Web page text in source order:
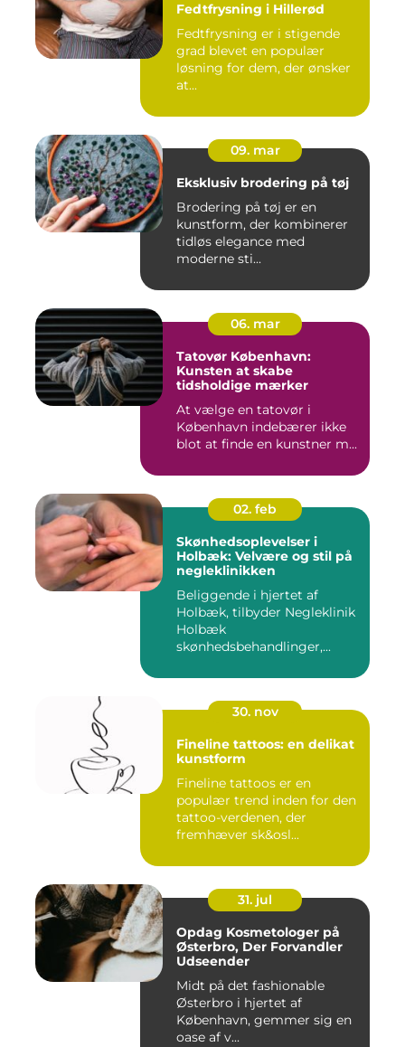
Fedtfrysning i Hillerød
Fedtfrysning er i stigende
grad blevet en populær
løsning for dem, der ønsker
at...
09. mar
Eksklusiv brodering på tøj
Brodering på tøj er en
kunstform, der kombinerer
tidløs elegance med
moderne sti...
06. mar
Tatovør København:
Kunsten at skabe
tidsholdige mærker
At vælge en tatovør i
København indebærer ikke
blot at finde en kunstner m...
02. feb
Skønhedsoplevelser i
Holbæk: Velvære og stil på
negleklinikken
Beliggende i hjertet af
Holbæk, tilbyder Negleklinik
Holbæk
skønhedsbehandlinger,...
30. nov
Fineline tattoos: en delikat
kunstform
Fineline tattoos er en
populær trend inden for den
tattoo-verdenen, der
fremhæver sk&osl...
31. jul
Opdag Kosmetologer på
Østerbro, Der Forvandler
Udseender
Midt på det fashionable
Østerbro i hjertet af
København, gemmer sig en
oase af v...